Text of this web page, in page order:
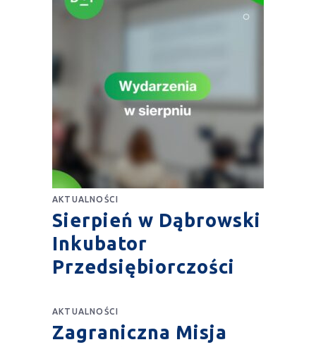
AKTUALNOŚCI
Sierpień w Dąbrowski
Inkubator
Przedsiębiorczości
AKTUALNOŚCI
Zagraniczna Misja